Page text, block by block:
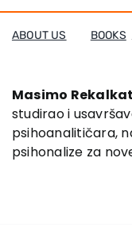
ABOUT US BOOKS
Masimo
studirao i
psihoanalitičara,
psihonalize za